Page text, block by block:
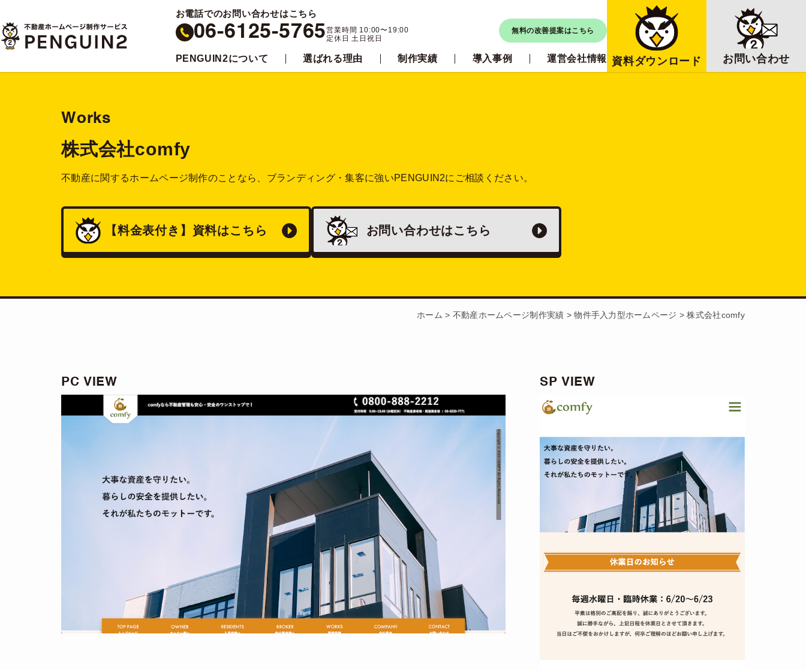
お電話でのお問い合わせはこちら
06-6125-5765営業時間 10:00〜19:00
定休日 土日祝日
無料の改善提案はこちら
PENGUIN2について 選ばれる理由 制作実績 導入事例 運営会社情報 資料ダウンロード お問い合わせ
Works
株式会社comfy
不動産に関するホームページ制作のことなら、 ブランディング・集客に強いPENGUIN2にご相談ください。
【料金表付き】 資料はこちら お問い合わせはこちら
ホーム > 不動産ホームページ制作実績 >物件手入力型ホームページ >株式会社comfy
PC VIEW SP VIEW